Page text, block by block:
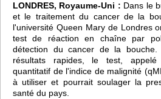
LONDRES, Royaume-Uni : Dans le
et le traitement du cancer de la
l'université Queen Mary de Londres
test de réaction en chaîne par
détection du cancer de la
résultats rapides, le test,
quantitatif de l'indice de malignité
à utiliser et pourrait soulager la
santé du pays.